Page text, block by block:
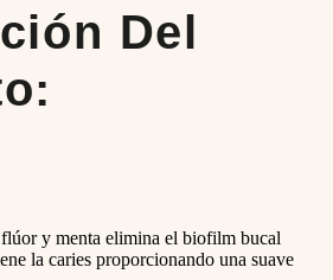
Del
y menta elimina el biofilm bucal
la caries proporcionando una suave